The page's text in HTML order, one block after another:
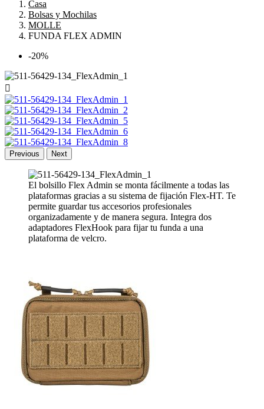
Casa
Bolsas y Mochilas
MOLLE
FUNDA FLEX ADMIN
-20%

Previous Next
El bolsillo Flex Admin se monta fácilmente a todas las
plataformas gracias a su sistema de fijación Flex-HT. Te
permite guardar tus accesorios profesionales
organizadamente y de manera segura. Integra dos
adaptadores FlexHook para fijar tu funda a una
plataforma de velcro.